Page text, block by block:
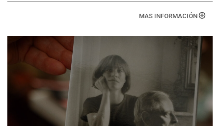
MAS INFORMACIÓN